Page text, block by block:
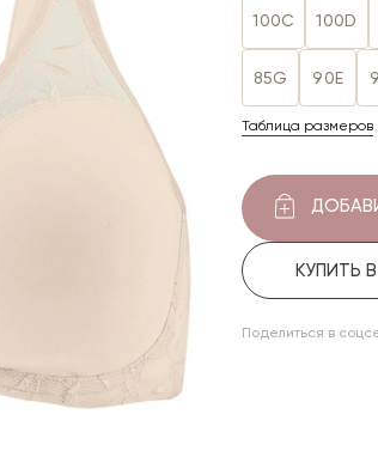
100C 100D
85G 90E
Таблица размеров
КУПИТЬ
Поделиться в